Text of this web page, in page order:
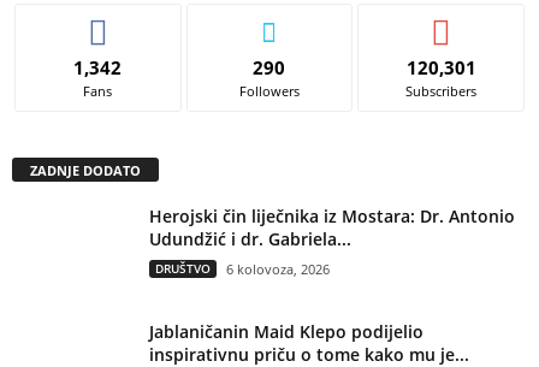
1,342
Fans
290
Followers
120,301
Subscribers
ZADNJE DODATO
Herojski čin liječnika iz Mostara: Dr. Antonio
Udundžić i dr. Gabriela...
DRUŠTVO 6 kolovoza, 2026
Jablaničanin Maid Klepo podijelio
inspirativnu priču o tome kako mu je...